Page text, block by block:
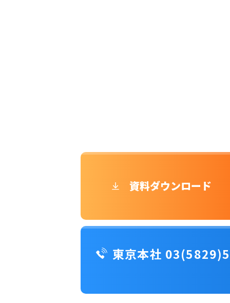
資料ダウンロード
東京本社